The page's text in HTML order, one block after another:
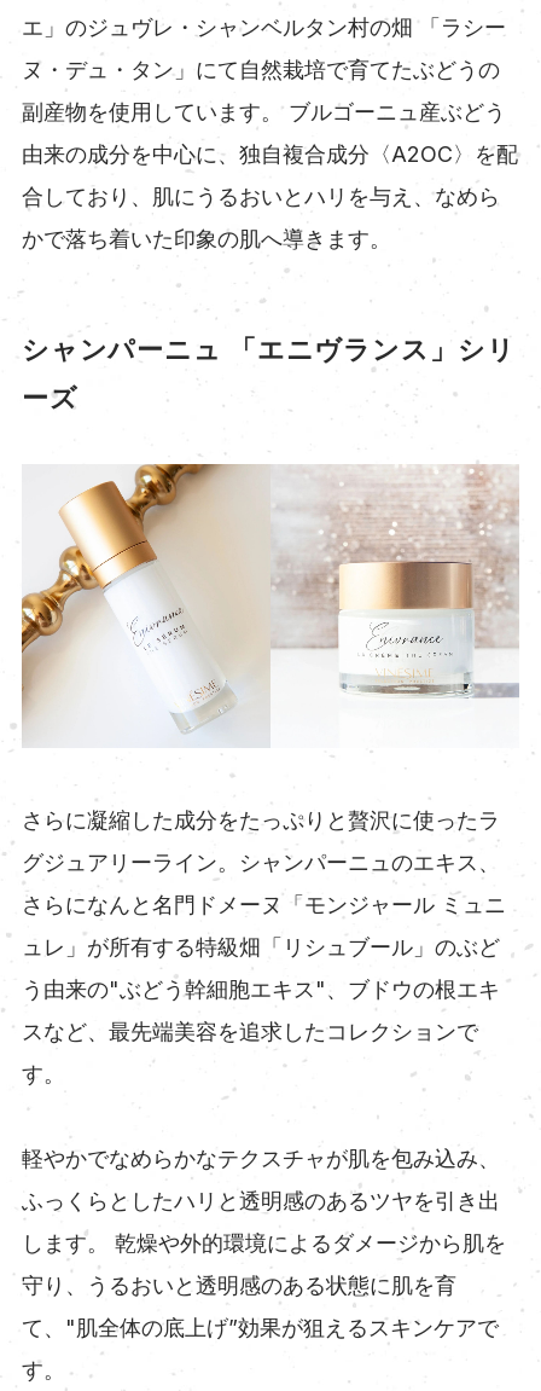
エ」のジュヴレ・シャンベルタン村の畑 「ラシー
ヌ・デュ・タン」にて自然栽培で育てたぶどうの
副産物を使用しています。 ブルゴーニュ産ぶどう
由来の成分を中心に、独自複合成分〈A2OC〉を配
合しており、肌にうるおいとハリを与え、なめら
かで落ち着いた印象の肌へ導きます。
シャンパーニュ 「エニヴランス」シリ
ーズ
さらに凝縮した成分をたっぷりと贅沢に使ったラ
グジュアリーライン。シャンパーニュのエキス、
さらになんと名門ドメーヌ「モンジャール ミュニ
ュレ」が所有する特級畑「リシュブール」のぶど
う由来の"ぶどう幹細胞エキス"、ブドウの根エキ
スなど、最先端美容を追求したコレクションで
す。
軽やかでなめらかなテクスチャが肌を包み込み、
ふっくらとしたハリと透明感のあるツヤを引き出
します。 乾燥や外的環境によるダメージから肌を
守り、うるおいと透明感のある状態に肌を育
て、"肌全体の底上げ”効果が狙えるスキンケアで
す。